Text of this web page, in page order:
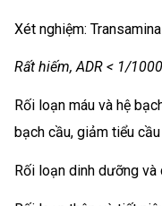
Xét nghiệm:
Rất hiếm, ADR < 1/
Rối loạn máu và hệ
bạch cầu, giảm tiểu cầu
Rối loạn dinh dưỡng và